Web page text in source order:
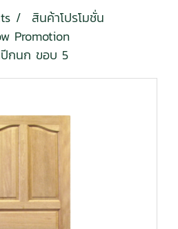
สินค้าโปรโมชั่น
Promotion
กนก ขอบ 5